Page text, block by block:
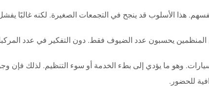
هذا الأسلوب قد ينجح في التجمعات الصغيرة. لكنه غالبًا
يحسبون عدد الضيوف فقط. دون التفكير في عدد
وهو ما يؤدي إلى بطء الخدمة أو سوء التنظيم. لذلك
للحضور.